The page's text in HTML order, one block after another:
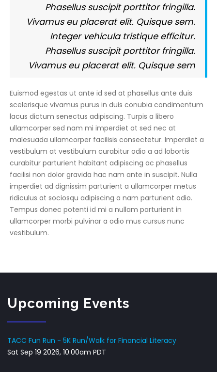
Phasellus suscipit porttitor fringilla.
Vivamus eu placerat elit. Quisque sem.
Integer vehicula tristique efficitur.
Phasellus suscipit porttitor fringilla.
Vivamus eu placerat elit. Quisque sem
Euismod egestas ut ante id sed at phasellus ante duis
scelerisque vivamus purus in duis conubia condimentum
lacus dictum senectus adipiscing. Turpis a libero
ullamcorper sed nam mi imperdiet at sed nec at
malesuada ullamcorper facilisis consectetur. Imperdiet a
vestibulum at vestibulum curabitur odio a ad lobortis
curabitur parturient habitant adipiscing ac phasellus
facilisi non dolor gravida hac nam ante in suscipit. Nulla
imperdiet ad dignissim parturient a ullamcorper metus
ridiculus at sociosqu adipiscing a nam parturient odio.
Tempus donec potenti id mi a nullam parturient in
ullamcorper morbi pulvinar a odio mus cursus nunc
vestibulum.
Upcoming Events
TACC Fun Run - 5K Run/Walk for Financial Literacy
Sat Sep 19 2026, 10:00am PDT